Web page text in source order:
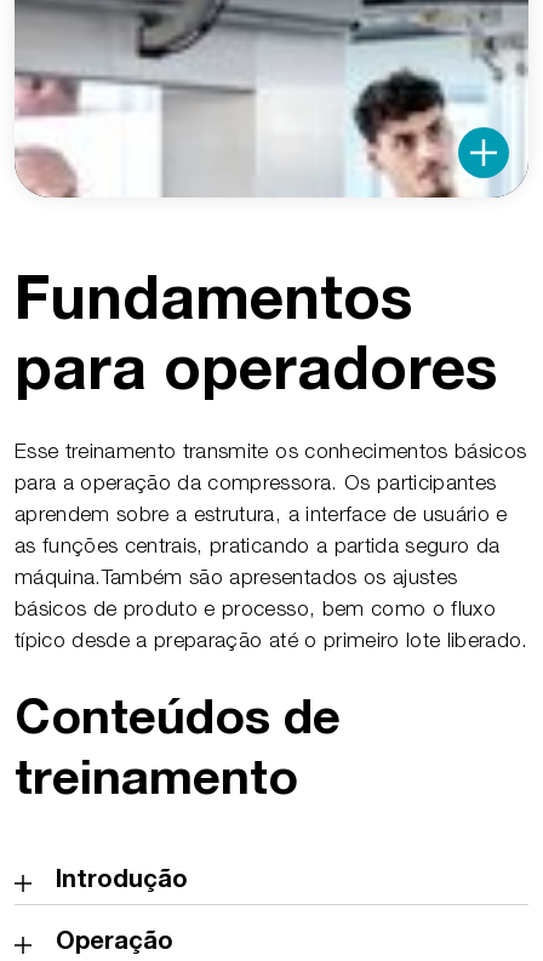
Fundamentos
para operadores
Esse treinamento transmite os conhecimentos básicos
para a operação da compressora. Os participantes
aprendem sobre a estrutura, a interface de usuário e
as funções centrais, praticando a partida seguro da
máquina.Também são apresentados os ajustes
básicos de produto e processo, bem como o fluxo
típico desde a preparação até o primeiro lote liberado.
Conteúdos de
treinamento
Introdução
Operação